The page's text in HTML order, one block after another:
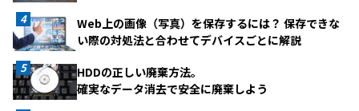
Web上の画像（写真）を保存するには？ 保存できな
い際の対処法と合わせてデバイスごとに解説
HDDの正しい廃棄方法。
確実なデータ消去で安全に廃棄しよう